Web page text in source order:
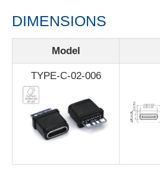
DIMENSIONS
Model
TYPE-C-02-006